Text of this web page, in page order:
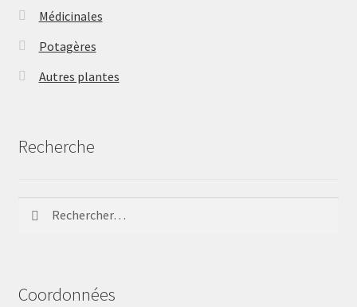
Médicinales
Potagères
Autres plantes
Recherche
Coordonnées